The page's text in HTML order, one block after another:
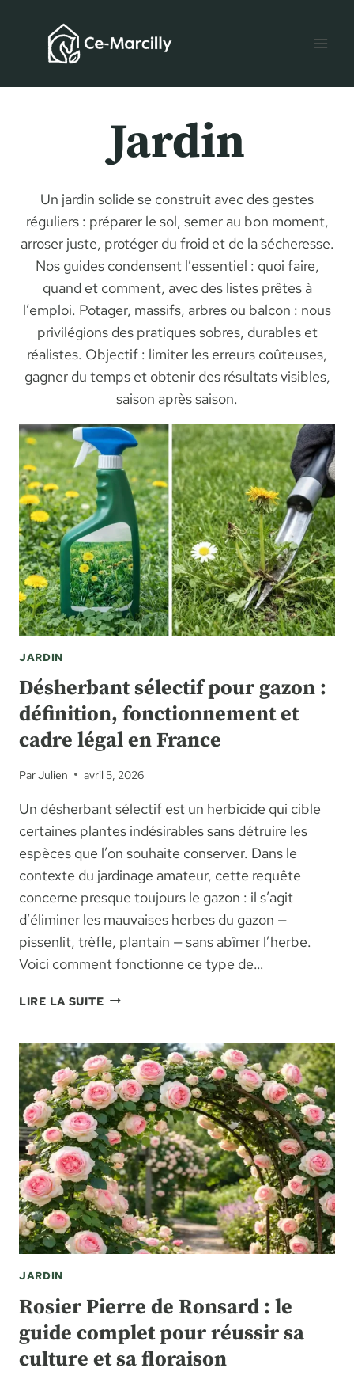
contenu
Jardin
Un jardin solide se construit avec des gestes
réguliers : préparer le sol, semer au bon moment,
arroser juste, protéger du froid et de la sécheresse.
Nos guides condensent l’essentiel : quoi faire,
quand et comment, avec des listes prêtes à
l’emploi. Potager, massifs, arbres ou balcon : nous
privilégions des pratiques sobres, durables et
réalistes. Objectif : limiter les erreurs coûteuses,
gagner du temps et obtenir des résultats visibles,
saison après saison.
JARDIN
Désherbant sélectif pour gazon :
définition, fonctionnement et
cadre légal en France
ParJulien avril 5, 2026
Un désherbant sélectif est un herbicide qui cible
certaines plantes indésirables sans détruire les
espèces que l’on souhaite conserver. Dans le
contexte du jardinage amateur, cette requête
concerne presque toujours le gazon : il s’agit
d’éliminer les mauvaises herbes du gazon —
pissenlit, trèfle, plantain — sans abîmer l’herbe.
Voici comment fonctionne ce type de…
LIRE LA SUITEDÉSHERBANT
GAZON
:
DÉFINITION,
FONCTIONNEMENT
ET
CADRE
LÉGAL
EN
FRANCE
JARDIN
Rosier Pierre de Ronsard : le
guide complet pour réussir sa
culture et sa floraison